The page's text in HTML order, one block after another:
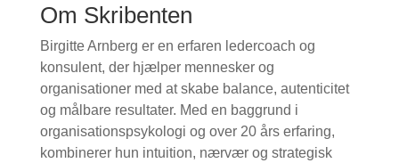
Om Skribenten
Birgitte Arnberg er en erfaren ledercoach og
konsulent, der hjælper mennesker og
organisationer med at skabe balance, autenticitet
og målbare resultater. Med en baggrund i
organisationspsykologi og over 20 års erfaring,
kombinerer hun intuition, nærvær og strategisk